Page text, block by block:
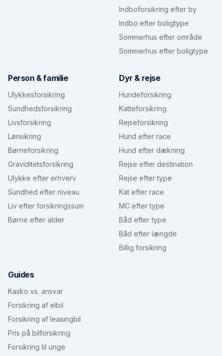
Indboforsikring efter by
Indbo efter boligtype
Sommerhus efter område
Sommerhus efter boligtype
Person & familie
Ulykkesforsikring
Sundhedsforsikring
Livsforsikring
Lønsikring
Børneforsikring
Graviditetsforsikring
Ulykke efter erhverv
Sundhed efter niveau
Liv efter forsikringssum
Børne efter alder
Dyr & rejse
Hundeforsikring
Katteforsikring
Rejseforsikring
Hund efter race
Hund efter dækning
Rejse efter destination
Rejse efter type
Kat efter race
MC efter type
Båd efter type
Båd efter længde
Billig forsikring
Guides
Kasko vs. ansvar
Forsikring af elbil
Forsikring af leasingbil
Pris på bilforsikring
Forsikring til unge